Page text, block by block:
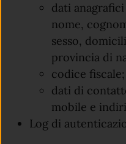
dati
nome,
sesso,
provincia di
codice fiscale;
dati di
mobile e
Log di